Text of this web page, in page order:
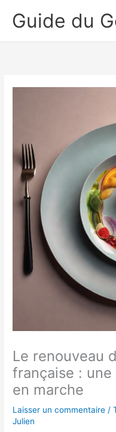
Guide du
Le renouveau
française :
en marche
Laisser un commentaire /
Julien